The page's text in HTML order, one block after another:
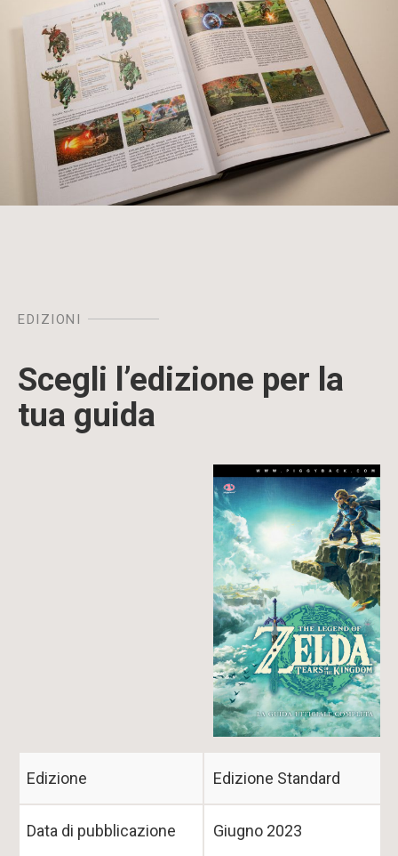
EDIZIONI
Scegli l’edizione per la
tua guida
Edizione Edizione Standard
Data di pubblicazione Giugno 2023